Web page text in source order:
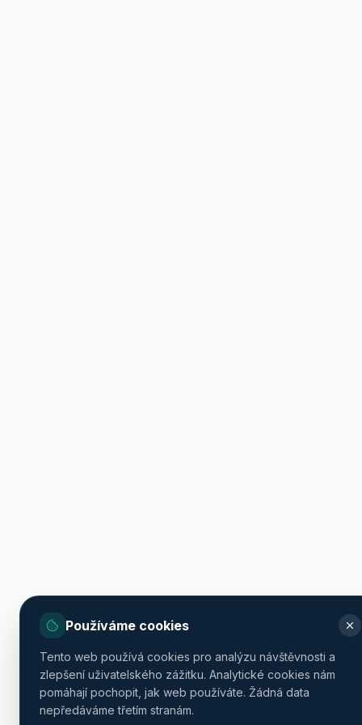
Používáme cookies
Tento web používá cookies pro analýzu návštěvnosti a
zlepšení uživatelského zážitku. Analytické cookies nám
pomáhají pochopit, jak web používáte. Žádná data
nepředáváme třetím stranám.